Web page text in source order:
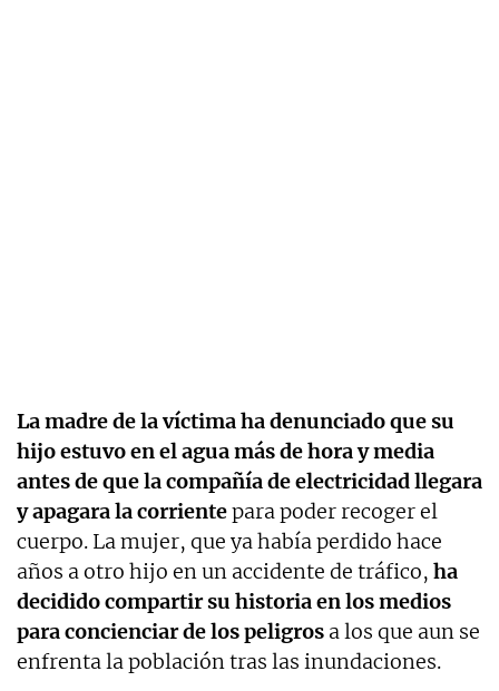
La madre de la víctima ha denunciado que su
hijo estuvo en el agua más de hora y media
antes de que la compañía de electricidad llegara
y apagara la corrientepara poder recoger el
cuerpo. La mujer, que ya había perdido hace
años a otro hijo en un accidente de tráfico, ha
decidido compartir su historia en los medios
para concienciar de los peligros a los que aun se
enfrenta la población tras las inundaciones.